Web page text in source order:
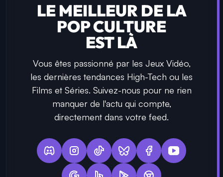
LE MEILLEUR DE LA
POP CULTURE
EST LÀ
Vous êtes passionné par les Jeux Vidéo,
les dernières tendances High-Tech ou les
Films et Séries. Suivez-nous pour ne rien
manquer de l'actu qui compte,
directement dans votre feed.